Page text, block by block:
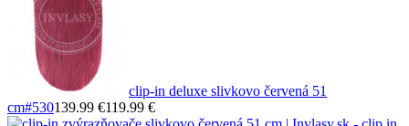
clip-in deluxe slivkovo červená 51
cm#530139.99 €119.99 €